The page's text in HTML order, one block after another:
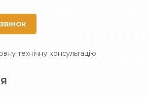
технічну консультацію